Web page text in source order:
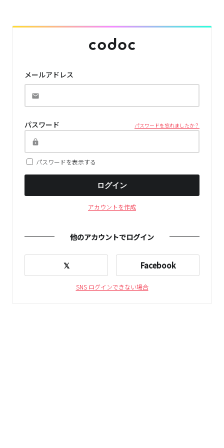
メールアドレス
パスワード パスワードを忘れましたか？
パスワードを表示する
ログイン
アカウントを作成
他のアカウントでログイン
𝕏 Facebook
SNS ログインできない場合